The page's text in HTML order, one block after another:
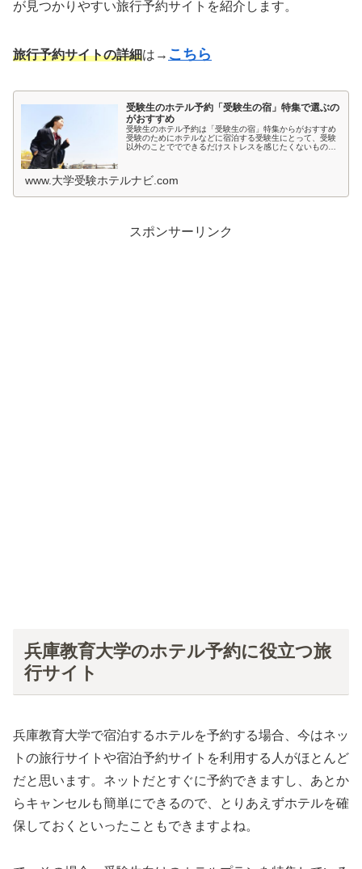
が見つかりやすい旅行予約サイトを紹介します。
旅行予約サイトの詳細は→ こちら
受験生のホテル予約「受験生の宿」特集で選ぶの
がおすすめ
受験生のホテル予約は「受験生の宿」特集からがおすすめ
受験のためにホテルなどに宿泊する受験生にとって、受験
以外のことででできるだけストレスを感じたくないもので
www.大学受験ホテルナビ.com
スポンサーリンク
兵庫教育大学のホテル予約に役立つ旅
行サイト
兵庫教育大学で宿泊するホテルを予約する場合、今はネッ
トの旅行サイトや宿泊予約サイトを利用する人がほとんど
だと思います。ネットだとすぐに予約できますし、あとか
らキャンセルも簡単にできるので、とりあえずホテルを確
保しておくといったこともできますよね。